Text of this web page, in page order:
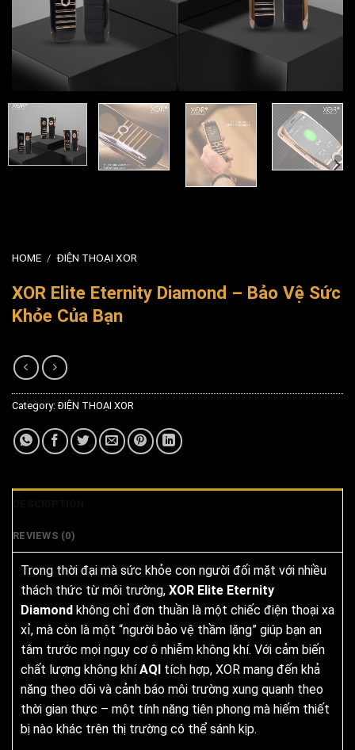
HOME / ĐIỆN THOẠI XOR
XOR Elite Eternity Diamond – Bảo Vệ Sức
Khỏe Của Bạn
Category:ĐIỆN THOẠI XOR
REVIEWS (0)
Trong thời đại mà sức khỏe con người đối mặt với nhiều
thách thức từ môi trường, XOR Elite Eternity
Diamond không chỉ đơn thuần là một chiếc điện thoại xa
xỉ, mà còn là một “người bảo vệ thầm lặng” giúp bạn an
tâm trước mọi nguy cơ ô nhiễm không khí. Với cảm biến
chất lượng không khíAQI tích hợp, XOR mang đến khả
năng theo dõi và cảnh báo môi trường xung quanh theo
thời gian thực – một tính năng tiên phong mà hiếm thiết
bị nào khác trên thị trường có thể sánh kịp.